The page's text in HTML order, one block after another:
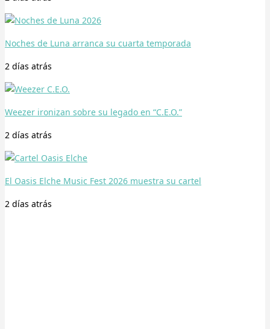
Noches de Luna arranca su cuarta temporada
2 días atrás
Weezer ironizan sobre su legado en “C.E.O.”
2 días atrás
El Oasis Elche Music Fest 2026 muestra su cartel
2 días atrás